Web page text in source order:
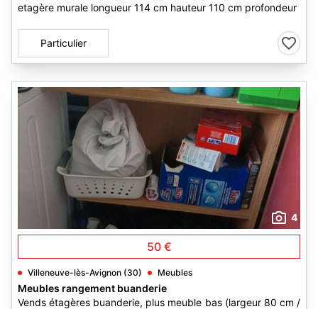
etagère murale longueur 114 cm hauteur 110 cm profondeur
Particulier
4
50 €
Villeneuve-lès-Avignon (30) Meubles
Meubles rangement buanderie
Vends étagères buanderie, plus meuble bas (largeur 80 cm /